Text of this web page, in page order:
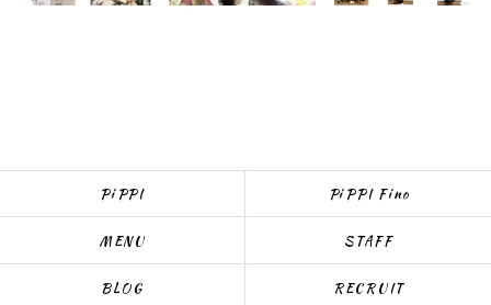
PiPPI PiPPI Fino
MENU STAFF
BLOG RECRUIT